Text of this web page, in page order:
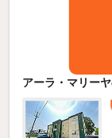
アーラ・マリー